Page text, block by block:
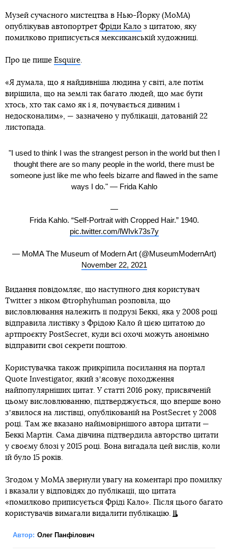
Музей сучасного мистецтва в Нью-Йорку (MoMA)
опублікував автопортрет Фріди Кало з цитатою, яку
помилково приписується мексиканській художниці.
Про це пише Esquire.
«Я думала, що я найдивніша людина у світі, але потім
вирішила, що на землі так багато людей, що має бути
хтось, хто так само як і я, почувається дивним і
недосконалим», — зазначено у публікації, датованій 22
листопада.
"I used to think I was the strangest person in the world but then I
thought there are so many people in the world, there must be
someone just like me who feels bizarre and flawed in the same
ways I do." — Frida Kahlo
—
Frida Kahlo. “Self-Portrait with Cropped Hair.” 1940.
pic.twitter.com/lWIvk73s7y
— MoMA The Museum of Modern Art (@MuseumModernArt)
November 22, 2021
Видання повідомляє, що наступного дня користувач
Twitter з ніком @trophyhuman розповіла, що
висловлювання належить її подрузі Беккі, яка у 2008 році
відправила листівку з Фрідою Кало й цією цитатою до
артпроєкту PostSecret, куди всі охочі можуть анонімно
відправити свої секрети поштою.
Користувачка також прикріпила посилання на портал
Quote Investigator, який зʼясовує походження
найпопулярніших цитат. У статті 2016 року, присвяченій
цьому висловлюванню, підтверджується, що вперше воно
зʼявилося на листівці, опублікованій на PostSecret у 2008
році. Там же вказано найімовірнішого автора цитати —
Беккі Мартін. Сама дівчина підтвердила авторство цитати
у своєму блозі у 2015 році. Вона вигадала цей вислів, коли
їй було 15 років.
Згодом у MoMA звернули увагу на коментарі про помилку
і вказали у відповідях до публікації, що цитата
«помилково приписується Фріді Кало». Після цього багато
користувачів вимагали видалити публікацію.
Автор: Олег Панфілович